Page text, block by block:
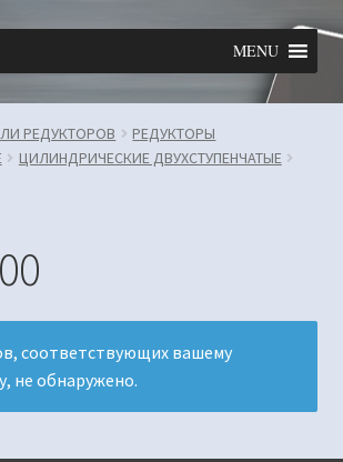
MENU
РЕДУКТОРОВ
РЕДУКТОРЫ
ЦИЛИНДРИЧЕСКИЕ ДВУХСТУПЕНЧАТЫЕ
соответствующих вашему
не обнаружено.